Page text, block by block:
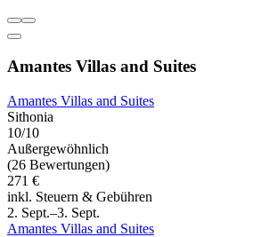
Amantes Villas and Suites
Amantes Villas and Suites
Sithonia
10/10
Außergewöhnlich
(26 Bewertungen)
271 €
inkl. Steuern & Gebühren
2. Sept.–3. Sept.
Amantes Villas and Suites